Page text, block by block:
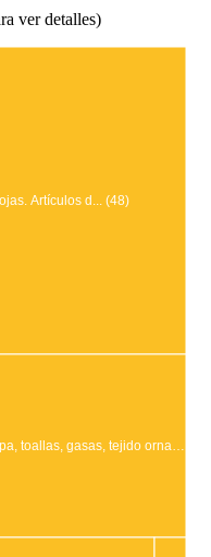
ver detalles)
Artículos d... (48)
toallas, gasas, tejido orna…